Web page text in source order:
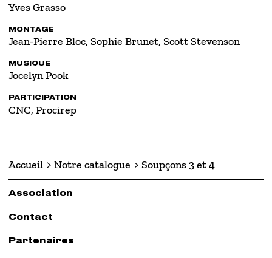
Yves Grasso
MONTAGE
Jean-Pierre Bloc, Sophie Brunet, Scott Stevenson
MUSIQUE
Jocelyn Pook
PARTICIPATION
CNC, Procirep
Accueil Notre catalogue Soupçons 3 et 4
Association
Contact
Partenaires